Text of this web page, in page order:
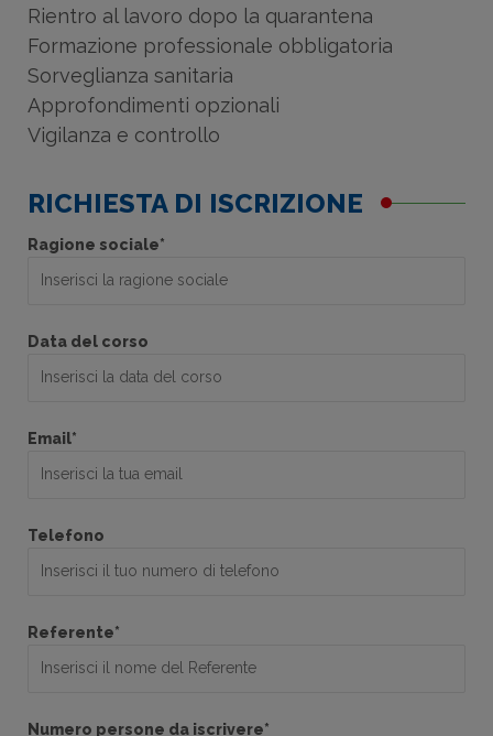
Rientro al lavoro dopo la quarantena
Formazione professionale obbligatoria
Sorveglianza sanitaria
Approfondimenti opzionali
Vigilanza e controllo
RICHIESTA DI ISCRIZIONE
Ragione sociale*
Data del corso
Email*
Telefono
Referente*
Numero persone da iscrivere*